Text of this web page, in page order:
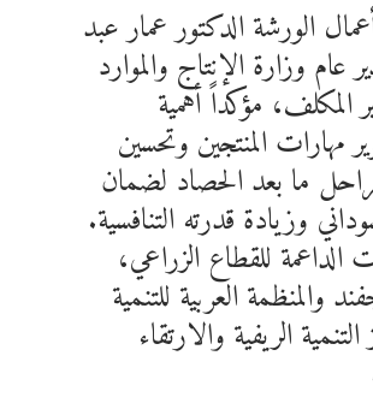
الورشة الدكتور عمار عبد
عام وزارة الإنتاج والموارد
المكلف، مؤكداً أهمية
مهارات المنتجين وتحسين
ما بعد الحصاد لضمان
وزيادة قدرته التنافسية.
الداعمة للقطاع الزراعي،
العربية للتنمية
الريفية والارتقاء